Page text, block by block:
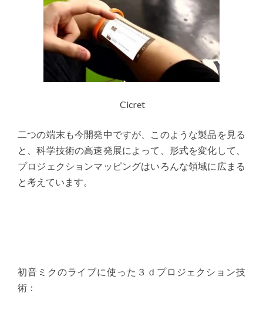
Cicret
二つの端末も今開発中ですが、このような製品を見る
と、科学技術の高速発展によって、形式を変化して、
プロジェクションマッピングはいろんな領域に広まる
と考えています。
初音ミクのライブに使った３ｄプロジェクション技
術：